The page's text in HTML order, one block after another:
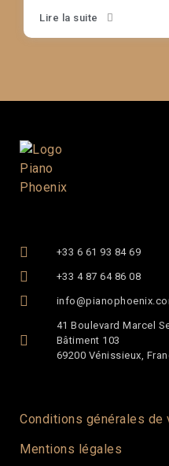
Lire la suite
+33 6 61 93 84 69
+33 4 87 64 86 08
41 Boulevard Marcel
Bâtiment 103
69200 Vénissieux,
Conditions générales de
Mentions légales